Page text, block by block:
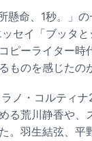
懸命、1秒。」
セイ「ブッタ
ピーライター時
ものを感じたの
ノ・コルティ
る荒川静香や
。羽生結弦、